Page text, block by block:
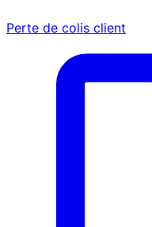
Perte de colis client